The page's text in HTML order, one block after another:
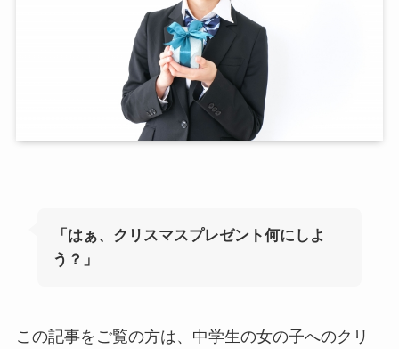
「はぁ、クリスマスプレゼント何にしよ
う？」
この記事をご覧の方は、中学生の女の子へのクリ